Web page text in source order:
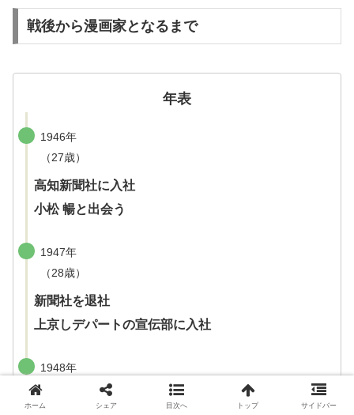
戦後から漫画家となるまで
年表
1946年
（27歳）
高知新聞社に入社
小松 暢と出会う
1947年
（28歳）
新聞社を退社
上京しデパートの宣伝部に入社
1948年
（29歳）
ホーム シェア 目次へ トップ サイドバー